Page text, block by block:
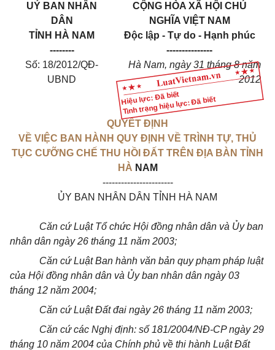
Hiệu lực: Đã biết
Tình trạng hiệu lực: Đã biết
UỶ BAN NHÂN
DÂN
TỈNH HÀ NAM
--------
Số: 18/2012/QĐ-
UBND
CỘNG HÒA XÃ HỘI CHỦ
NGHĨA VIỆT NAM
Độc lập - Tự do - Hạnh phúc
---------------
Hà Nam, ngày 31 tháng 8 năm
2012
QUYẾT ĐỊNH
VỀ VIỆC BAN HÀNH QUY ĐỊNH VỀ TRÌNH TỰ, THỦ
TỤC CƯỠNG CHẾ THU HỒI ĐẤT TRÊN ĐỊA BÀN TỈNH
HÀ NAM
-----------------------
ỦY BAN NHÂN DÂN TỈNH HÀ NAM
Căn cứ Luật Tổ chức Hội đồng nhân dân và Ủy ban
nhân dân ngày 26 tháng 11 năm 2003;
Căn cứ Luật Ban hành văn bản quy phạm pháp luật
của Hội đồng nhân dân và Ủy ban nhân dân ngày 03
tháng 12 năm 2004;
Căn cứ Luật Đất đai ngày 26 tháng 11 năm 2003;
Căn cứ các Nghị định: số 181/2004/NĐ-CP ngày 29
tháng 10 năm 2004 của Chính phủ về thi hành Luật Đất